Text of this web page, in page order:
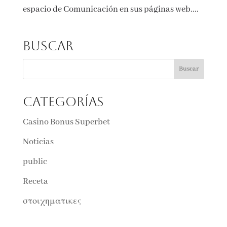
espacio de Comunicación en sus páginas web....
Buscar
Categorías
Casino Bonus Superbet
Noticias
public
Receta
στοιχηματικες